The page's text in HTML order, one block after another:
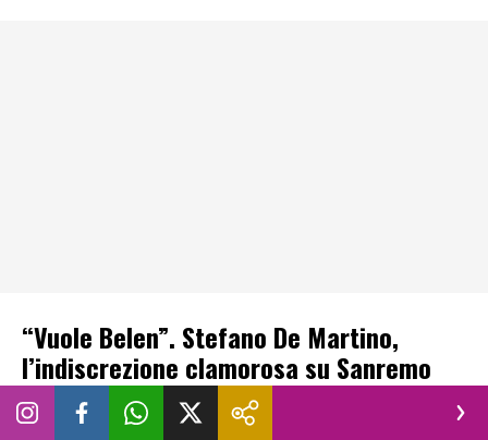
“Vuole Belen”. Stefano De Martino,
l’indiscrezione clamorosa su Sanremo
2027